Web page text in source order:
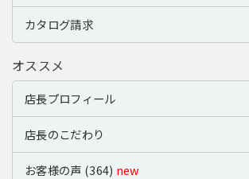
カタログ請求
オススメ
店長プロフィール
店長のこだわり
お客様の声 (364) new